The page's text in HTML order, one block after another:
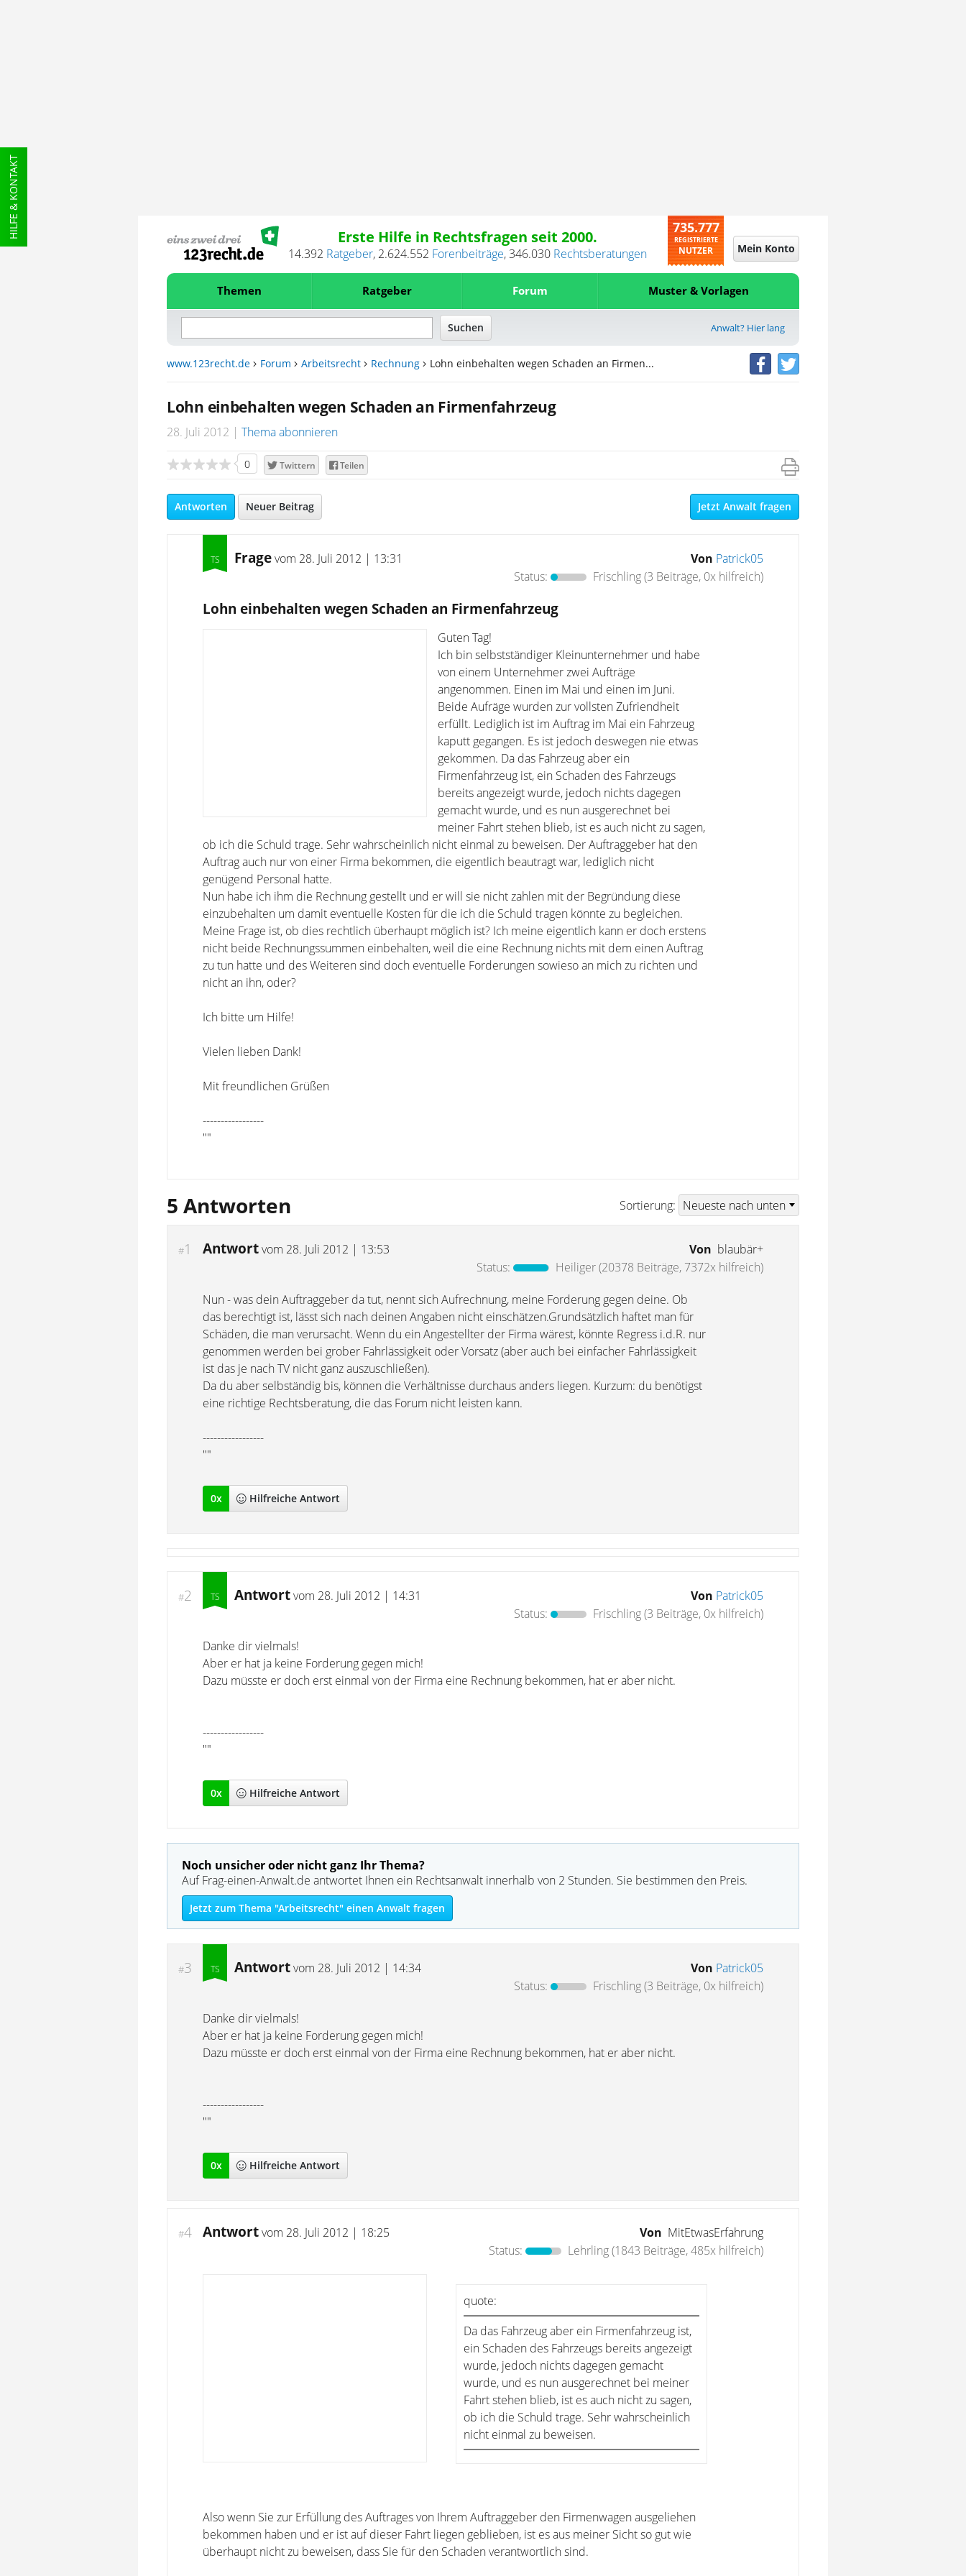
HILFE & KONTAKT Erste Hilfe in Rechtsfragen seit 2000.
14.392 Ratgeber, 2.624.552 Forenbeiträge,346.030 Rechtsberatungen
735.777
REGISTRIERTE
NUTZER Mein Konto
Themen Ratgeber Forum Muster & Vorlagen
Anwalt? Hier lang
www.123recht.de Forum Arbeitsrecht Rechnung Lohn einbehalten wegen Schaden an Firmen...
Lohn einbehalten wegen Schaden an Firmenfahrzeug
28. Juli 2012 Thema abonnieren
0 Twittern Teilen
Antworten Neuer Beitrag Jetzt Anwalt fragen
Fragevom 28. Juli 2012 | 13:31 Von Patrick05
Status:
Frischling(3 Beiträge, 0x hilfreich)
Lohn einbehalten wegen Schaden an Firmenfahrzeug
Guten Tag!
Ich bin selbstständiger Kleinunternehmer und habe
von einem Unternehmer zwei Aufträge
angenommen. Einen im Mai und einen im Juni.
Beide Aufräge wurden zur vollsten Zufriendheit
erfüllt. Lediglich ist im Auftrag im Mai ein Fahrzeug
kaputt gegangen. Es ist jedoch deswegen nie etwas
gekommen. Da das Fahrzeug aber ein
Firmenfahrzeug ist, ein Schaden des Fahrzeugs
bereits angezeigt wurde, jedoch nichts dagegen
gemacht wurde, und es nun ausgerechnet bei
meiner Fahrt stehen blieb, ist es auch nicht zu sagen,
ob ich die Schuld trage. Sehr wahrscheinlich nicht einmal zu beweisen. Der Auftraggeber hat den
Auftrag auch nur von einer Firma bekommen, die eigentlich beautragt war, lediglich nicht
genügend Personal hatte.
Nun habe ich ihm die Rechnung gestellt und er will sie nicht zahlen mit der Begründung diese
einzubehalten um damit eventuelle Kosten für die ich die Schuld tragen könnte zu begleichen.
Meine Frage ist, ob dies rechtlich überhaupt möglich ist? Ich meine eigentlich kann er doch erstens
nicht beide Rechnungssummen einbehalten, weil die eine Rechnung nichts mit dem einen Auftrag
zu tun hatte und des Weiteren sind doch eventuelle Forderungen sowieso an mich zu richten und
nicht an ihn, oder?
Ich bitte um Hilfe!
Vielen lieben Dank!
Mit freundlichen Grüßen
-----------------
""
5 Antworten Sortierung:
#1 Antwortvom 28. Juli 2012 | 13:53 Von blaubär+
Status:
Heiliger(20378 Beiträge, 7372x hilfreich)
Nun - was dein Auftraggeber da tut, nennt sich Aufrechnung, meine Forderung gegen deine. Ob
das berechtigt ist, lässt sich nach deinen Angaben nicht einschätzen.Grundsätzlich haftet man für
Schäden, die man verursacht. Wenn du ein Angestellter der Firma wärest, könnte Regress i.d.R. nur
genommen werden bei grober Fahrlässigkeit oder Vorsatz (aber auch bei einfacher Fahrlässigkeit
ist das je nach TV nicht ganz auszuschließen).
Da du aber selbständig bis, können die Verhältnisse durchaus anders liegen. Kurzum: du benötigst
eine richtige Rechtsberatung, die das Forum nicht leisten kann.
-----------------
""
0x Hilfreiche Antwort
#2 Antwortvom 28. Juli 2012 | 14:31 Von Patrick05
Status:
Frischling(3 Beiträge, 0x hilfreich)
Danke dir vielmals!
Aber er hat ja keine Forderung gegen mich!
Dazu müsste er doch erst einmal von der Firma eine Rechnung bekommen, hat er aber nicht.
-----------------
""
0x Hilfreiche Antwort
Noch unsicher oder nicht ganz Ihr Thema?
Auf Frag-einen-Anwalt.de antwortet Ihnen ein Rechtsanwalt innerhalb von 2 Stunden. Sie bestimmen den Preis.
Jetzt zum Thema "Arbeitsrecht" einen Anwalt fragen
#3 Antwortvom 28. Juli 2012 | 14:34 Von Patrick05
Status:
Frischling(3 Beiträge, 0x hilfreich)
Danke dir vielmals!
Aber er hat ja keine Forderung gegen mich!
Dazu müsste er doch erst einmal von der Firma eine Rechnung bekommen, hat er aber nicht.
-----------------
""
0x Hilfreiche Antwort
#4 Antwortvom 28. Juli 2012 | 18:25 Von MitEtwasErfahrung
Status:
Lehrling(1843 Beiträge, 485x hilfreich)
quote:
Da das Fahrzeug aber ein Firmenfahrzeug ist,
ein Schaden des Fahrzeugs bereits angezeigt
wurde, jedoch nichts dagegen gemacht
wurde, und es nun ausgerechnet bei meiner
Fahrt stehen blieb, ist es auch nicht zu sagen,
ob ich die Schuld trage. Sehr wahrscheinlich
nicht einmal zu beweisen.
Also wenn Sie zur Erfüllung des Auftrages von Ihrem Auftraggeber den Firmenwagen ausgeliehen
bekommen haben und er ist auf dieser Fahrt liegen geblieben, ist es aus meiner Sicht so gut wie
überhaupt nicht zu beweisen, dass Sie für den Schaden verantwortlich sind.